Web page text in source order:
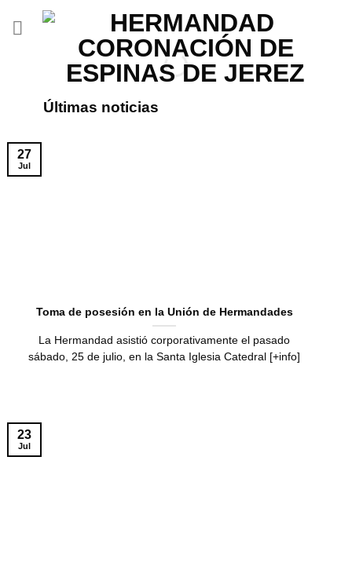
Últimas noticias
Toma de posesión en la Unión de Hermandades
La Hermandad asistió corporativamente el pasado
sábado, 25 de julio, en la Santa Iglesia Catedral [+info]
27
Jul
23
Jul